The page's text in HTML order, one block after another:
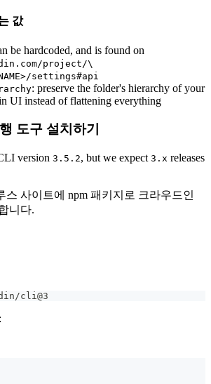
값
be hardcoded, and is found on
project/\
settings#api
: preserve the folder's hierarchy of your
UI instead of flattening everything
도구 설치하기
version 3.5.2, but we expect 3.x releases
스 사이트에 npm 패키지로 크라우드인
니다.
cli@3